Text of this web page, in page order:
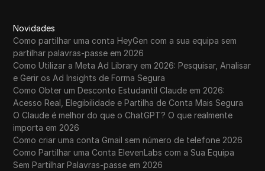
Novidades
Como partilhar uma conta HeyGen com a sua equipa sem
partilhar palavras-passe em 2026
Como Utilizar a Meta Ad Library em 2026: Pesquisar, Analisar
e Gerir os Ad Insights de Forma Segura
Como Obter um Desconto Estudantil Claude em 2026:
Acesso Real, Elegibilidade e Partilha de Conta Mais Segura
O Claude é melhor do que o ChatGPT? O que realmente
importa em 2026
Como criar uma conta Gmail sem número de telefone 2026
Como Partilhar uma Conta ElevenLabs com a Sua Equipa
Sem Partilhar Palavras-passe em 2026